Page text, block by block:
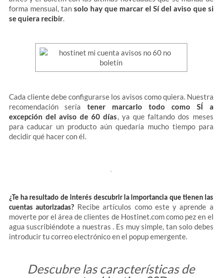
forma mensual, tan solo hay que marcar el Sí del aviso que si
se quiera recibir.
Cada cliente debe configurarse los avisos como quiera. Nuestra
recomendación sería tener marcarlo todo como SÍ a
excepción del aviso de 60 días, ya que faltando dos meses
para caducar un producto aún quedaría mucho tiempo para
decidir qué hacer con él.
¿Te ha resultado de interés descubrir la importancia que tienen las
cuentas autorizadas? Recibe artículos como este y aprende a
moverte por el área de clientes de Hostinet.com como pez en el
agua suscribiéndote a nuestras . Es muy simple, tan solo debes
introducir tu correo electrónico en el popup emergente.
Descubre las características de